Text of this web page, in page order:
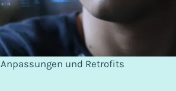
Anpassungen und Retrofits